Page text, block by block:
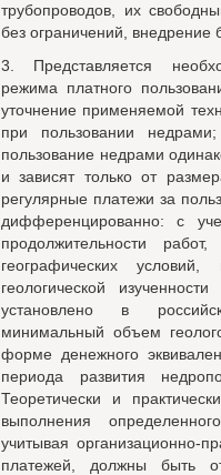
трубопроводов, их
без ограничений, внедрение
3. Представляется
режима платного
уточнение применяемой
при пользовании
пользование недрами
и зависят только от
регулярные платежи за
дифференцированно: с
продолжительности
географических
геологической
установлено в
минимальный объем
форме денежного
периода развития
Теоретически и
выполнения
учитывая организационно-
платежей, должны быть